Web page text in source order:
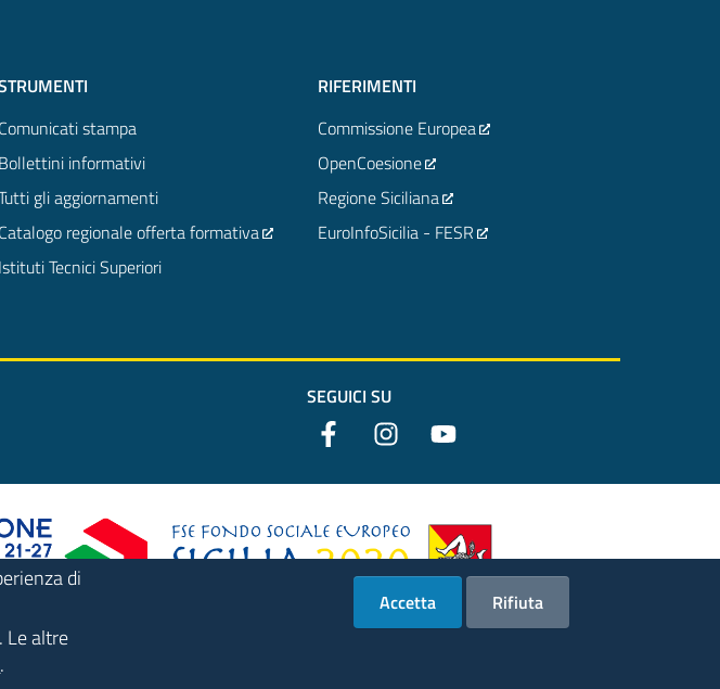
Comunicati stampa
Bollettini informativi
gli aggiornamenti
Catalogo regionale offerta formativa
Istituti Tecnici Superiori
RIFERIMENTI
Commissione Europea
OpenCoesione
Regione Siciliana
EuroInfoSicilia - FESR
SEGUICI SU
di
Le altre
.
Accetta Rifiuta